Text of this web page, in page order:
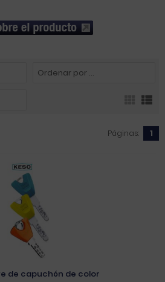
Páginas: 1
de capuchón de color